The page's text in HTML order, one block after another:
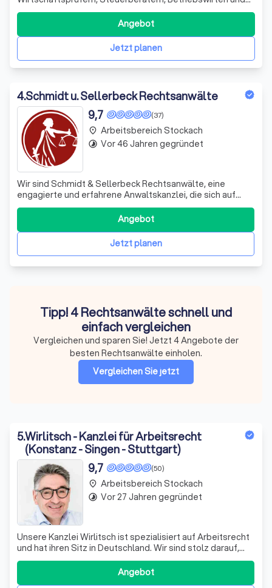
Fachanwälten. Seit 1995 unterstützen wir unsere
Mandanten erfolgreich in schwierigen Finanzsituationen.
Wir sehen uns nicht nur als Ansprechpartner, sondern auch
als Ratgeber und Umsetzer von Lösungen.
Jetzt planen
Angebot
4.Schmidt u. Sellerbeck Rechtsanwälte
(37)
9,7
Wir sind Schmidt & Sellerbeck Rechtsanwälte, eine
engagierte und erfahrene Anwaltskanzlei, die sich auf
verschiedene Rechtsgebiete spezialisiert hat. Wir bieten
umfassende Beratung und Vertretung in Familienrecht,
Verkehrsrecht, Arbeitsrecht, Strafrecht, Erbrecht und
Handels- und Gesellschaftsrecht.
Jetzt planen
Angebot
place Arbeitsbereich Stockach
timelapse Vor 46 Jahren gegründet
Tipp! 4 Rechtsanwälte schnell und
einfach vergleichen
Vergleichen und sparen Sie! Jetzt 4 Angebote der
besten Rechtsanwälte einholen.
Vergleichen Sie jetzt
5.Wirlitsch - Kanzlei für Arbeitsrecht
(Konstanz - Singen - Stuttgart)
(50)
9,7
Unsere Kanzlei Wirlitsch ist spezialisiert auf Arbeitsrecht
und hat ihren Sitz in Deutschland. Wir sind stolz darauf,
dass alle unsere Rechtsanwälte in der Bundesrepublik
Deutschland zugelassen sind und Mitglieder der
zuständigen Rechtsanwaltskammer Freiburg sind. Unser
Angebot
place Arbeitsbereich Stockach
timelapse Vor 27 Jahren gegründet